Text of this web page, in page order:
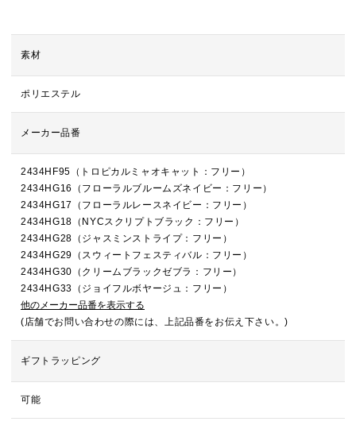
素材
ポリエステル
メーカー品番
2434HF95（トロピカルミャオキャット：フリー）
2434HG16（フローラルブルームズネイビー：フリー）
2434HG17（フローラルレースネイビー：フリー）
2434HG18（NYCスクリプトブラック：フリー）
2434HG28（ジャスミンストライプ：フリー）
2434HG29（スウィートフェスティバル：フリー）
2434HG30（クリームブラックゼブラ：フリー）
2434HG33（ジョイフルボヤージュ：フリー）
他のメーカー品番を表示する
(店舗でお問い合わせの際には、上記品番をお伝え下さい。)
ギフトラッピング
可能